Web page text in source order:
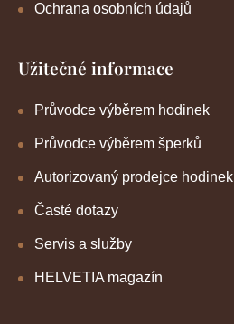
Ochrana osobních údajů
Užitečné informace
Průvodce výběrem hodinek
Průvodce výběrem šperků
Autorizovaný prodejce hodinek
Časté dotazy
Servis a služby
HELVETIA magazín